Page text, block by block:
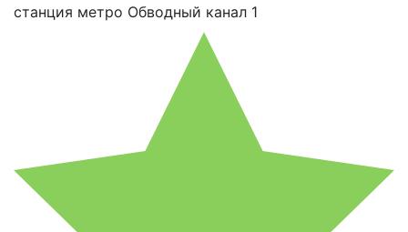
станция метро Обводный канал 1